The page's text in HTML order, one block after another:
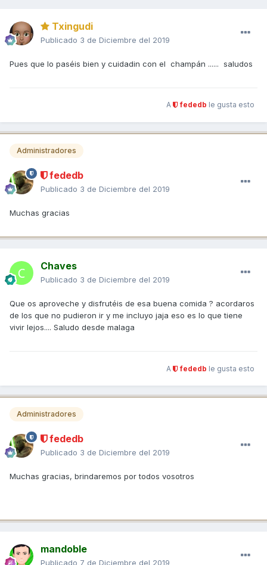
Txingudi
Publicado 3 de Diciembre del 2019
Pues que lo paséis bien y cuidadin con el champán ...... saludos
A fededb le gusta esto
Administradores
fededb
Publicado 3 de Diciembre del 2019
Muchas gracias
Chaves
Publicado 3 de Diciembre del 2019
Que os aproveche y disfrutéis de esa buena comida ? acordaros
de los que no pudieron ir y me incluyo jaja eso es lo que tiene
vivir lejos.... Saludo desde malaga
A fededb le gusta esto
Administradores
fededb
Publicado 3 de Diciembre del 2019
Muchas gracias, brindaremos por todos vosotros
mandoble
Publicado 7 de Diciembre del 2019